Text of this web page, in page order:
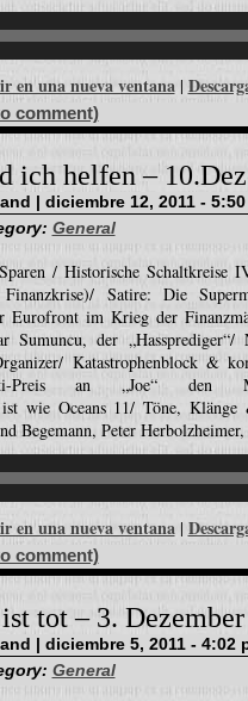
en una nueva ventana|
comment)
ich helfen –
| diciembre 12, 2011 -
General
/ Historische Schaltkreise
Satire: Die
Eurofront im Krieg der
Sumuncu, der „Hassprediger“/
Katastrophenblock &
Preis an „Joe“ den
ist wie Oceans 11/ Töne,
Begemann, Peter
en una nueva ventana|
comment)
tot – 3. Dezember
| diciembre 5, 2011 - 4:02
General